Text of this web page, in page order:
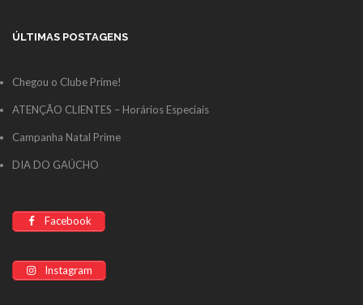
ÚLTIMAS POSTAGENS
Chegou o Clube Prime!
ATENÇÃO CLIENTES – Horários Especiais
Campanha Natal Prime
DIA DO GAÚCHO
Facebook
Instagram